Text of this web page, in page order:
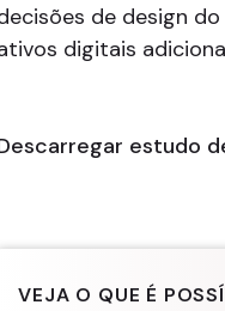
de design
digitais
estudo
VEJA O QUE É